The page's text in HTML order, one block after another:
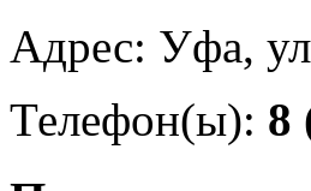
Адрес: Уфа,
Телефон(ы): 8